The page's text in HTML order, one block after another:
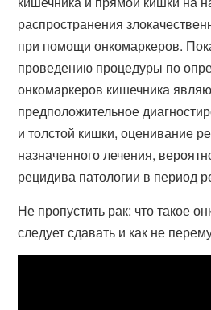
распространения
при помощи онкомаркеров.
проведению процедуры по
онкомаркеров кишечника
предположительное
и толстой кишки, оценивание
назначенного лечения,
рецидива патологии в период
Не пропустить рак: что такое
следует сдавать и как не